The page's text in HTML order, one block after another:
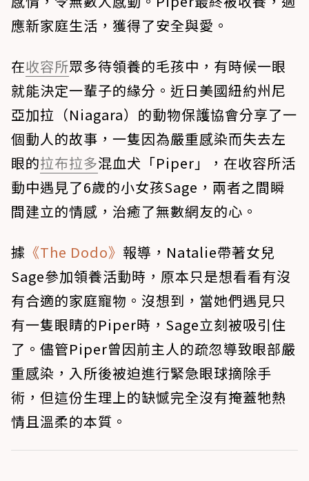
應新家庭生活，獲得了安全與愛。
在收容所眾多待領養的毛孩中，有時候一眼
就能決定一輩子的緣分。近日美國紐約州尼
亞加拉（Niagara）的動物保護協會分享了一
個動人的故事，一隻因為嚴重感染而失去左
眼的拉布拉多混血犬「Piper」，在收容所活
動中遇見了6歲的小女孩Sage，兩者之間瞬
間建立的情感，治癒了無數網友的心。
據 《The Dodo》 報導，Natalie帶著女兒
Sage參加領養活動時，原本只是想看看有沒
有合適的家庭寵物。沒想到，當她們遇見只
有一隻眼睛的Piper時，Sage立刻被吸引住
了。儘管Piper曾因前主人的疏忽導致眼部嚴
重感染，入所後被迫進行緊急眼球摘除手
術，但這份生理上的缺憾完全沒有掩蓋牠熱
情且溫柔的本質。